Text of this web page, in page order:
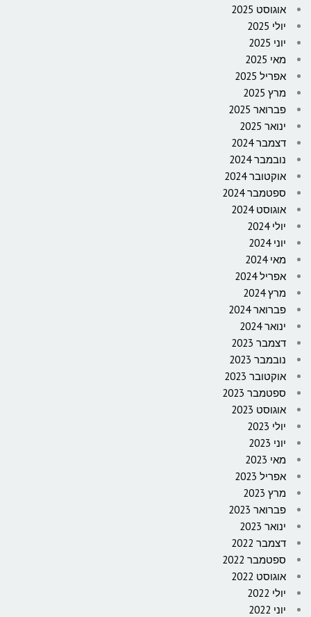
אוגוסט 2025
יולי 2025
יוני 2025
מאי 2025
אפריל 2025
מרץ 2025
פברואר 2025
ינואר 2025
דצמבר 2024
נובמבר 2024
אוקטובר 2024
ספטמבר 2024
אוגוסט 2024
יולי 2024
יוני 2024
מאי 2024
אפריל 2024
מרץ 2024
פברואר 2024
ינואר 2024
דצמבר 2023
נובמבר 2023
אוקטובר 2023
ספטמבר 2023
אוגוסט 2023
יולי 2023
יוני 2023
מאי 2023
אפריל 2023
מרץ 2023
פברואר 2023
ינואר 2023
דצמבר 2022
ספטמבר 2022
אוגוסט 2022
יולי 2022
יוני 2022